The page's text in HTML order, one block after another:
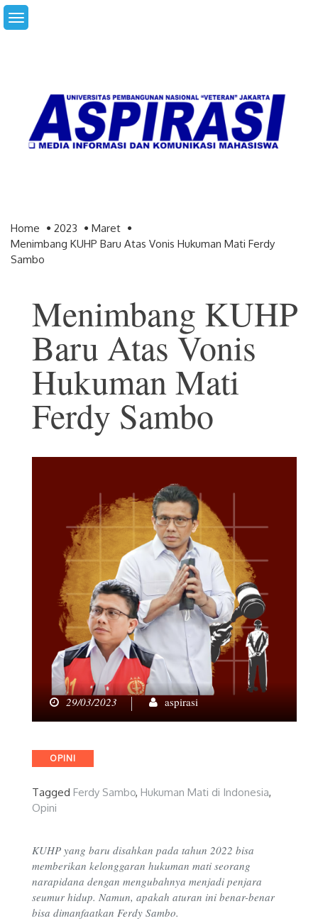
Skip
to
Home 2023
Maret
Menimbang KUHP Baru Atas Vonis Hukuman Mati Ferdy
Sambo
Menimbang KUHP
Baru Atas Vonis
Hukuman Mati
Ferdy Sambo
29/03/2023 aspirasi
Categories
OPINI
Tagged Ferdy Sambo, Hukuman Mati di Indonesia,
Opini
KUHP yang baru disahkan pada tahun 2022 bisa
memberikan kelonggaran hukuman mati seorang
narapidana dengan mengubahnya menjadi penjara
seumur hidup. Namun, apakah aturan ini benar-benar
bisa dimanfaatkan Ferdy Sambo.